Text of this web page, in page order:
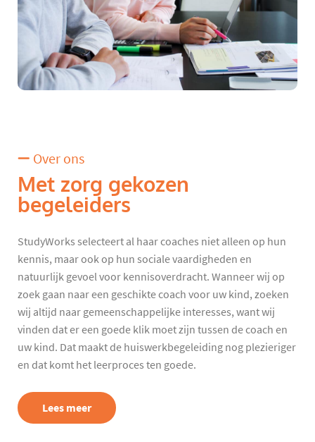
Over ons
Met zorg gekozen
begeleiders
StudyWorks selecteert al haar coaches niet alleen op hun
kennis, maar ook op hun sociale vaardigheden en
natuurlijk gevoel voor kennisoverdracht. Wanneer wij op
zoek gaan naar een geschikte coach voor uw kind, zoeken
wij altijd naar gemeenschappelijke interesses, want wij
vinden dat er een goede klik moet zijn tussen de coach en
uw kind. Dat maakt de huiswerkbegeleiding nog plezieriger
en dat komt het leerproces ten goede.
Lees meer